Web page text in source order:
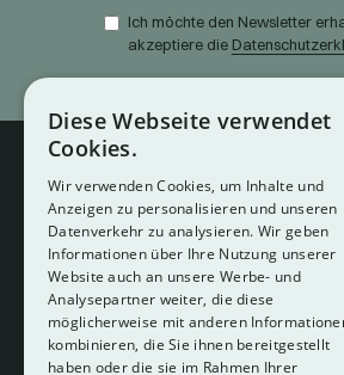
Ich möchte den Newsletter
akzeptiere die
About
Mediadaten
Diese Webseite verwendet
Cookies.
Wir verwenden Cookies, um Inhalte und
Anzeigen zu personalisieren und unseren
Datenverkehr zu analysieren. Wir geben
Informationen über Ihre Nutzung unserer
Website auch an unsere Werbe- und
Analysepartner weiter, die diese
möglicherweise mit anderen
kombinieren, die Sie ihnen bereitgestellt
haben oder die sie im Rahmen Ihrer